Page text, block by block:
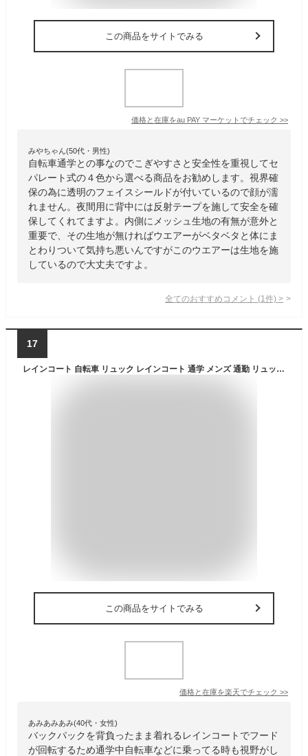
この商品をサイトでみる
価格と在庫をau PAY マーケット でチェック >>
みやちゃん(50代・男性)
自転車通学との事なのでこぎやすさと安全性を重視してセ
パレート式の４色から選べる商品をお勧めします。視界確
保の為に透明のフェイスシールドが付いているので顔が濡
れません。夜間用に背中には反射テープを施して安全を確
保してくれてますよ。内側にメッシュ生地の有無が意外と
重要で、その生地が無ければウエアーがベタベタと体にま
とわりついて気持ち悪いんですがこのウエアーは生地を施
しているので大丈夫ですよ。
全てのおすすめコメント (1 件) >
17
レインコート 自転車 リュック レインコート 通学 メンズ 通勤 リュック対応 レディース フードが回る まわる 回転フード クリアバイザー付き 軽量 蒸れにくい 耐水圧10,000mm カッパ 上着のみ 雨具 バイク 黒 カーキ チャコール グレー ロング丈 M L LL 3L 大きい 7590
この商品をサイトでみる
価格と在庫を楽天でチェック >>
あみあみあみ(40代・女性)
バックパックを背負ったまま着れるレインコートでフード
が回転するため通学中自転車などに乗ってる時も視野がし